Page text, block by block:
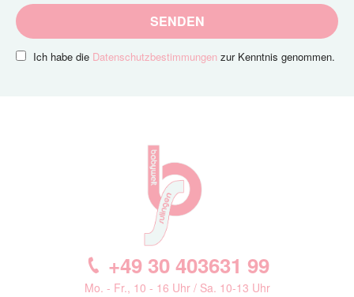
SENDEN
Ich habe die Datenschutzbestimmungen zur Kenntnis genommen.
+49 30 403631 99
Mo. - Fr., 10 - 16 Uhr / Sa. 10-13 Uhr